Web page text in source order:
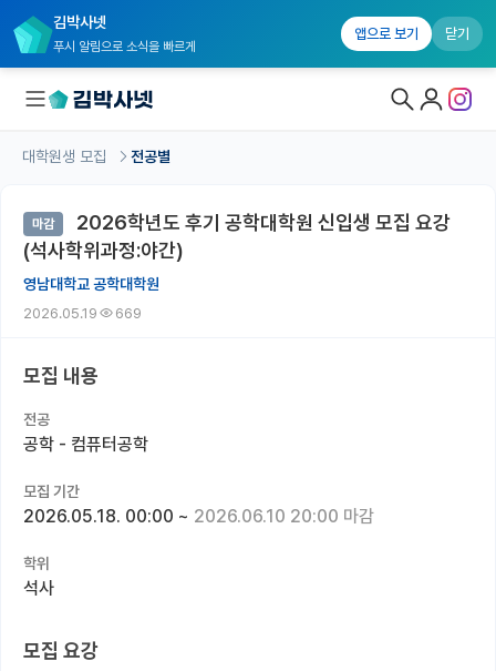
김박사넷
푸시 알림으로 소식을 빠르게
앱으로 보기 닫기
대학원생 모집 홈
기관별 모집 정보
연구실별 모집 정보
전공별 모집 정보
국내대학원 정보
연구실&오픈랩
커리어
대학원생 모집 전공별
마감
2026학년도 후기 공학대학원 신입생 모집 요강
(석사학위과정:야간)
영남대학교 공학대학원
2026.05.19 669
모집 내용
전공
공학 - 컴퓨터공학
모집 기간
2026.05.18. 00:00 ~ 2026.06.10 20:00 마감
학위
석사
모집 요강